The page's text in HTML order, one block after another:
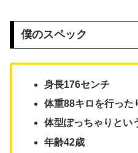
僕のスペック
身長176センチ
体重88キロを行った
体型ぽっちゃりとい
年齢42歳